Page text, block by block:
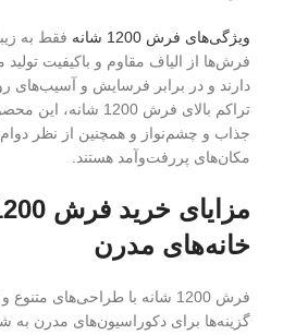
ویژگی‌های فرش 1200 شانه
فقط به
فرش‌ها از الیاف مقاوم و باکیفیت تولید
دارند و در برابر فرسایش و آسیب‌های
تراکم بالای فرش 1200
جذاب و چشم‌نواز و همچنین از نظر دوام
مکان‌های پررفت‌وآمد هستند.
خانه‌های مدرن
فرش 1200 شانه با طراحی‌های
گزینه‌ها برای دکوراسیون‌های مدرن